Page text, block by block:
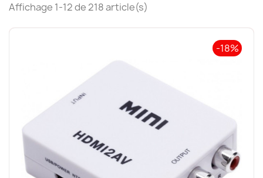
Affichage 1-12 de 218 article(s)
-18%